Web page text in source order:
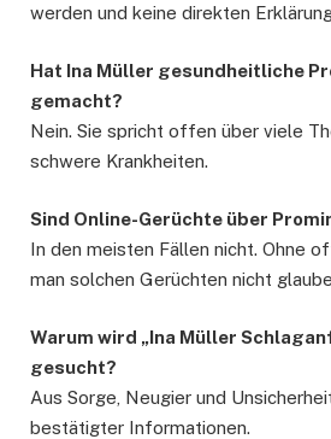
werden und keine direkten
Hat Ina Müller gesundheitliche
gemacht?
Nein. Sie spricht offen über viele
schwere Krankheiten.
Sind Online-Gerüchte über
In den meisten Fällen nicht. Ohne
man solchen Gerüchten nicht
Warum wird „Ina Müller
gesucht?
Aus Sorge, Neugier und
bestätigter Informationen.